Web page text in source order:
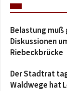
Belastung muß
Diskussionen
Riebeckbrücke
Der Stadtrat
Waldwege hat